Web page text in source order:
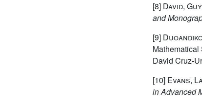
[8] David,
and
[9]
David Cruz-
[10] Evans,
in Advanced